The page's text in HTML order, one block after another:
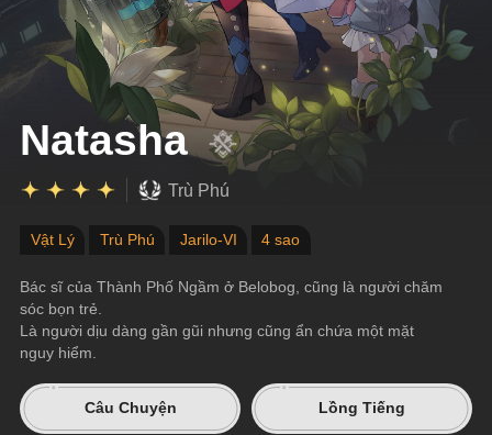
Natasha
Trù Phú
Vật Lý Trù Phú Jarilo-VI 4 sao
Bác sĩ của Thành Phố Ngầm ở Belobog, cũng là người chăm
sóc bọn trẻ.
Là người dịu dàng gần gũi nhưng cũng ẩn chứa một mặt
nguy hiểm.
Câu Chuyện Lồng Tiếng